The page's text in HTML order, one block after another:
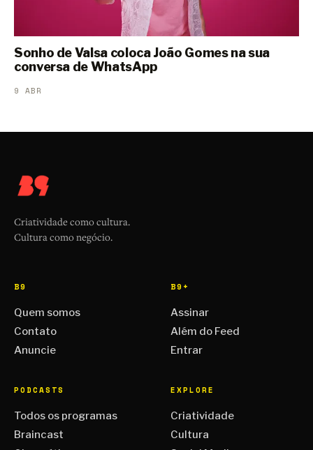
Sonho de Valsa coloca João Gomes na sua
conversa de WhatsApp
9 ABR
Criatividade como cultura.
Cultura como negócio.
B9
Quem somos
Contato
Anuncie
B9+
Assinar
Além do Feed
Entrar
PODCASTS
Todos os programas
Braincast
EXPLORE
Criatividade
Cultura